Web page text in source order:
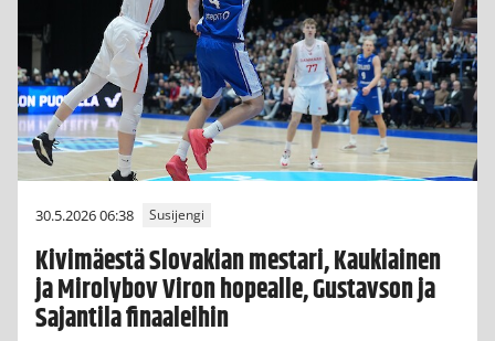
30.5.2026 06:38 Susijengi
Kivimäestä Slovakian mestari, Kaukiainen
ja Mirolybov Viron hopealle, Gustavson ja
Sajantila finaaleihin